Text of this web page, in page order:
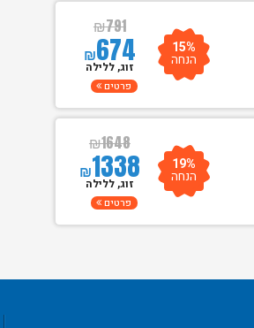
₪791
₪674 15%
הנחה זוג, ללילה
פרטים
₪1648
₪1338 19%
הנחה זוג, ללילה
פרטים